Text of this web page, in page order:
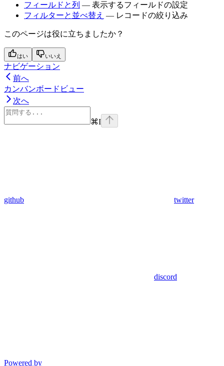
フィールドと列 — 表示するフィールドの設定
フィルターと並べ替え — レコードの絞り込み
このページは役に立ちましたか？
はい いいえ
ナビゲーション
前へ
カンバンボードビュー
次へ
⌘I
github twitter
discord
Powered by